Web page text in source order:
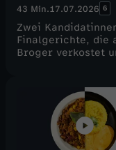
43 Min.17.07.2026 6
Zwei
Finalgerichte, die
Broger verkostet